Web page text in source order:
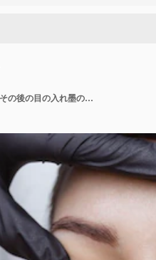
アートメイクコスメトロジストのタトゥーアーティストは、その後の目の入れ墨の適用のために、client39sのまぶたに輪郭を適用します